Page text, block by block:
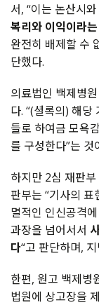
서, “이는 논산시
복리와 이익이라
완전히 배제할 수
단했다.
의료법인 백제병
다. “(셜록의) 해
들로 하여금 모욕
를 구성한다”는 것
하지만 2심 재판
판부는 “기사의
멸적인 인신공격
과장을 넘어서서
다“고 판단하며,
한편, 원고 백제병
법원에 상고장을